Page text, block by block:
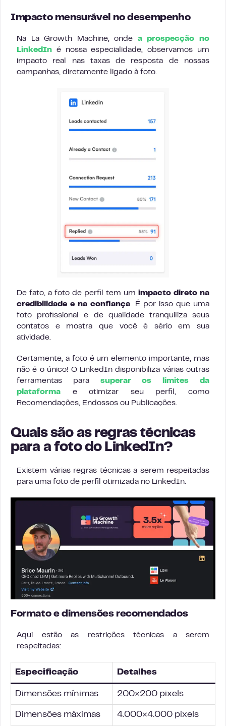
Impacto mensurável no desempenho
Na La Growth Machine, onde a prospecção no
LinkedIn é nossa especialidade, observamos um
impacto real nas taxas de resposta de nossas
campanhas, diretamente ligado à foto.
De fato, a foto de perfil tem um impacto direto na
credibilidade e na confiança. É por isso que uma
foto profissional e de qualidade tranquiliza seus
contatos e mostra que você é sério em sua
atividade.
Certamente, a foto é um elemento importante, mas
não é o único! O LinkedIn disponibiliza várias outras
ferramentas para superar os limites da
plataforma e otimizar seu perfil, como
Recomendações, Endossos ou Publicações.
Quais são as regras técnicas
para a foto do LinkedIn?
Existem várias regras técnicas a serem respeitadas
para uma foto de perfil otimizada no LinkedIn.
Formato e dimensões recomendados
Aqui estão as restrições técnicas a serem
respeitadas:
Especificação Detalhes
Dimensões mínimas 200×200 pixels
Dimensões máximas 4.000×4.000 pixels